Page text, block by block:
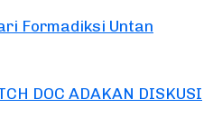
Formadiksi Untan
DOC ADAKAN DISKUSI